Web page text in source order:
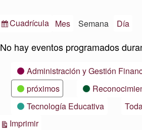
Ver
Cuadrícula Mes Semana Día
No hay eventos programados
CategoríasAdministración y Gestión
próximos
Tecnología Educativa
ImprimirVistas